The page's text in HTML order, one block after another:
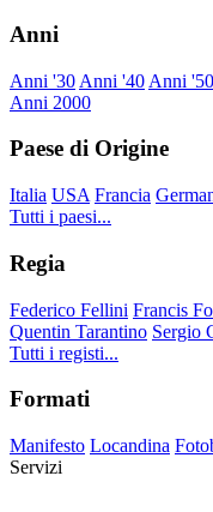
Anni
Anni '30 Anni '40 Anni '50
Anni 2000
Paese di Origine
Italia USA Francia
Tutti i paesi...
Regia
Federico Fellini Francis
Quentin Tarantino Sergio
Tutti i registi...
Formati
Manifesto Locandina
Servizi